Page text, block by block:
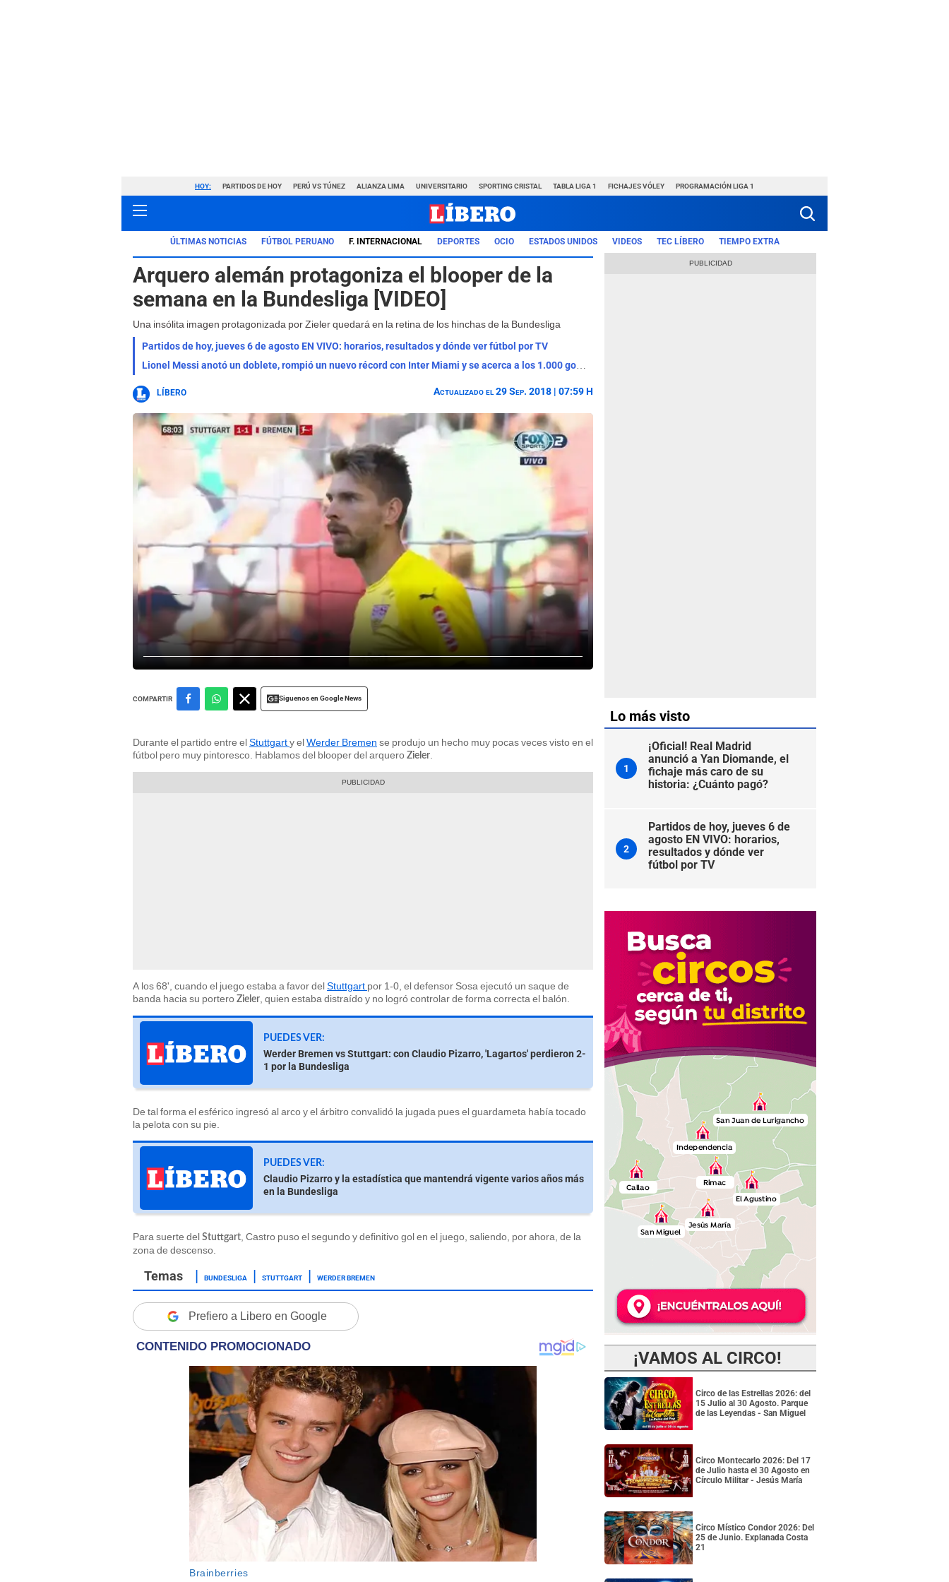
HOY: PARTIDOS DE HOY PERÚ VS TÚNEZ ALIANZA LIMA UNIVERSITARIO SPORTING CRISTAL TABLA LIGA 1 FICHAJES VÓLEY PROGRAMACIÓN LIGA 1
ÚLTIMAS NOTICIAS FÚTBOL PERUANO F. INTERNACIONAL DEPORTES OCIO ESTADOS UNIDOS VIDEOS TEC LÍBERO TIEMPO EXTRA
Arquero alemán protagoniza el blooper de la
semana en la Bundesliga [VIDEO]
Una insólita imagen protagonizada por Zieler quedará en la retina de los hinchas de la Bundesliga
Partidos de hoy, jueves 6 de agosto EN VIVO: horarios, resultados y dónde ver fútbol por TV
Lionel Messi anotó un doblete, rompió un nuevo récord con Inter Miami y se acerca a los 1.000 goles
LÍBERO Actualizado el 29 Sep. 2018 | 07:59 H
COMPARTIR Siguenos en Google News
Durante el partido entre elStuttgarty elWerder Bremen se produjo un hecho muy pocas veces visto en el
fútbol pero muy pintoresco. Hablamos del blooper del arquero Zieler
A los 68', cuando el juego estaba a favor delStuttgart por 1-0, el defensor Sosa ejecutó un saque de
banda hacia su portero Zieler , quien estaba distraído y no logró controlar de forma correcta el balón.
PUEDES VER:
Werder Bremen vs Stuttgart: con Claudio Pizarro, 'Lagartos' perdieron 2-
1 por la Bundesliga
De tal forma el esférico ingresó al arco y el árbitro convalidó la jugada pues el guardameta había tocado
la pelota con su pie.
PUEDES VER:
Claudio Pizarro y la estadística que mantendrá vigente varios años más
en la Bundesliga
Para suerte del Stuttgart , Castro puso el segundo y definitivo gol en el juego, saliendo, por ahora, de la
zona de descenso.
BUNDESLIGA STUTTGART WERDER BREMEN
Prefiero a Libero en Google
Lo más visto
1
¡Oficial! Real Madrid
anunció a Yan Diomande, el
fichaje más caro de su
historia: ¿Cuánto pagó?
2
Partidos de hoy, jueves 6 de
agosto EN VIVO: horarios,
resultados y dónde ver
fútbol por TV
¡VAMOS AL CIRCO!
Circo de las Estrellas 2026: del
15 Julio al 30 Agosto. Parque
de las Leyendas - San Miguel
Circo Montecarlo 2026: Del 17
de Julio hasta el 30 Agosto en
Círculo Militar - Jesús María
Circo Místico Condor 2026: Del
25 de Junio. Explanada Costa
21